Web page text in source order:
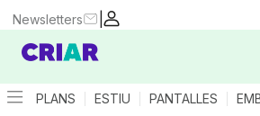
|
Newsletters
PLANS ESTIU PANTALLES